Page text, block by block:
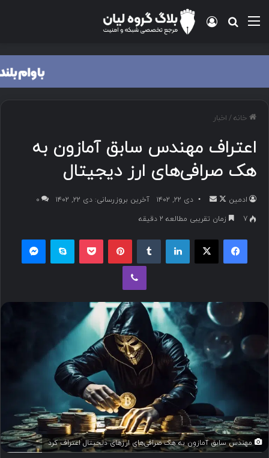
خانه/ اخبار
اعتراف مهندس سابق آمازون به
هک صرافی‌های ارز دیجیتال
ادمین دی ۲۲, ۱۴۰۲ آخرین بروزرسانی: دی ۲۲, ۱۴۰۲
۰
7
زمان تقریبی مطالعه 2 دقیقه
مهندس سابق آمازون به هک صرافی‌های ارزهای دیجیتال اعتراف کرد